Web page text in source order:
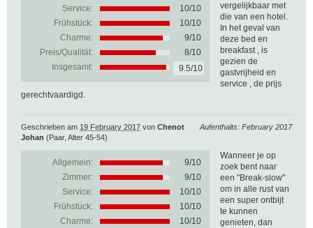
Service:
10/10
Frühstück:
10/10
Charme:
9/10
Preis/Qualität:
8/10
Insgesamt:
9.5/10
vergelijkbaar met
die van een hotel.
In het geval van
deze bed en
breakfast , is
gezien de
gastvrijheid en
service , de prijs
gerechtvaardigd.
Aufenthalts: February 2017
Geschrieben am 19 February 2017 von Chenot
Johan (Paar, Alter 45-54)
Allgemein: 9/10
Zimmer:
9/10
Service:
10/10
Frühstück:
10/10
Charme:
10/10
Wanneer je op
zoek bent naar
een "Break-slow"
om in alle rust van
een super ontbijt
te kunnen
genieten, dan